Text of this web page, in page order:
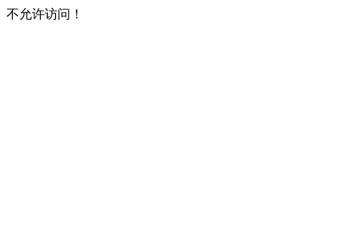
不允许访问！